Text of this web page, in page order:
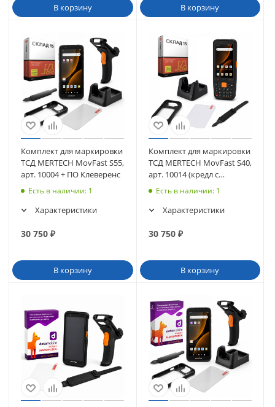
В корзину В корзину
Комплект для маркировки
ТСД MERTECH MovFast S55,
арт. 10004 + ПО Клеверенс
Есть в наличии: 1
Характеристики
30 750 ₽
В корзину
Комплект для маркировки
ТСД MERTECH MovFast S40,
арт. 10014 (кредл с
передачей, чехол, стекло,
Есть в наличии: 1
Характеристики
30 750₽
В корзину